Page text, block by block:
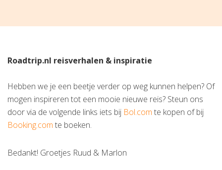
Roadtrip.nl reisverhalen & inspiratie
Hebben we je een beetje verder op weg kunnen helpen? Of
mogen inspireren tot een mooie nieuwe reis? Steun ons
door via de volgende links iets bij Bol.com te kopen of bij
Booking.com te boeken.
Bedankt! Groetjes Ruud & Marlon